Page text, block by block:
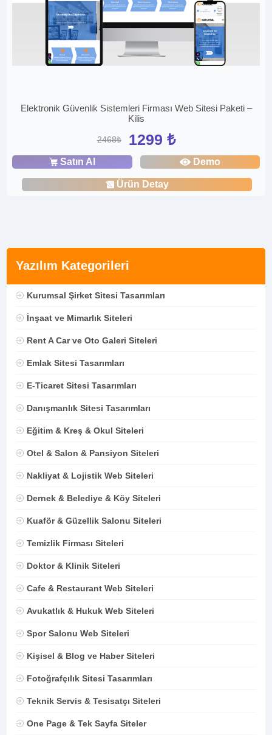
Yazılım Kategorileri
Kurumsal Şirket Sitesi Tasarımları
İnşaat ve Mimarlık Siteleri
Rent A Car ve Oto Galeri Siteleri
Emlak Sitesi Tasarımları
E-Ticaret Sitesi Tasarımları
Danışmanlık Sitesi Tasarımları
Eğitim & Kreş & Okul Siteleri
Otel & Salon & Pansiyon Siteleri
Nakliyat & Lojistik Web Siteleri
Dernek & Belediye & Köy Siteleri
Kuaför & Güzellik Salonu Siteleri
Temizlik Firması Siteleri
Doktor & Klinik Siteleri
Cafe & Restaurant Web Siteleri
Avukatlık & Hukuk Web Siteleri
Spor Salonu Web Siteleri
Kişisel & Blog ve Haber Siteleri
Fotoğrafçılık Sitesi Tasarımları
Teknik Servis & Tesisatçı Siteleri
One Page & Tek Sayfa Siteler
Elektronik Güvenlik Sistemleri Firması Web Sitesi Paketi –
Kilis
2468₺ 1299 ₺
Satın Al Demo
Ürün Detay